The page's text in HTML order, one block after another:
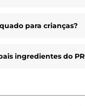
para crianças?
ingredientes do